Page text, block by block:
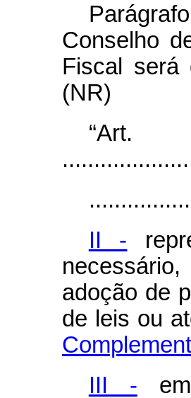
Conselho
Fiscal será
(NR)
II -
adoção de
de leis ou
III -